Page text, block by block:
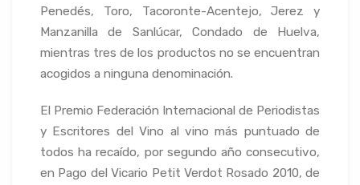
Penedés, Toro, Tacoronte-Acentejo, Jerez y
Manzanilla de Sanlúcar, Condado de Huelva,
mientras tres de los productos no se encuentran
acogidos a ninguna denominación.
El Premio Federación Internacional de Periodistas
y Escritores del Vino al vino más puntuado de
todos ha recaído, por segundo año consecutivo,
en Pago del Vicario Petit Verdot Rosado 2010, de